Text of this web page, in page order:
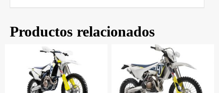
Productos relacionados